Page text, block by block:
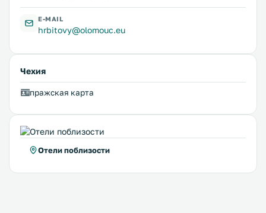
E-MAIL
hrbitovy@olomouc.eu
Чехия
пражская карта
Отели поблизости